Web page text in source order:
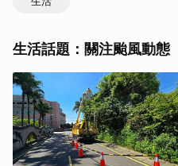
生活話題：關注颱風動態